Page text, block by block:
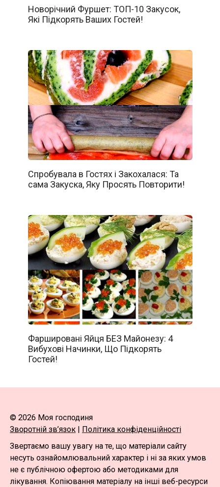
Новорічний Фуршет: ТОП-10 Закусок,
Які Підкорять Ваших Гостей!
Спробувала в Гостях і Закохалася: Та
сама Закуска, Яку Просять Повторити!
Фаршировані Яйця БЕЗ Майонезу: 4
Вибухові Начинки, Що Підкорять
Гостей!
© 2026 Моя господиня
Зворотній зв’язок
Політика конфіденційності
Звертаємо вашу увагу на те, що матеріали сайту
несуть ознайомлювальний характер і ні за яких умов
не є публічною офертою або методиками для
лікування. Копіювання матеріалу на інші веб-ресурси